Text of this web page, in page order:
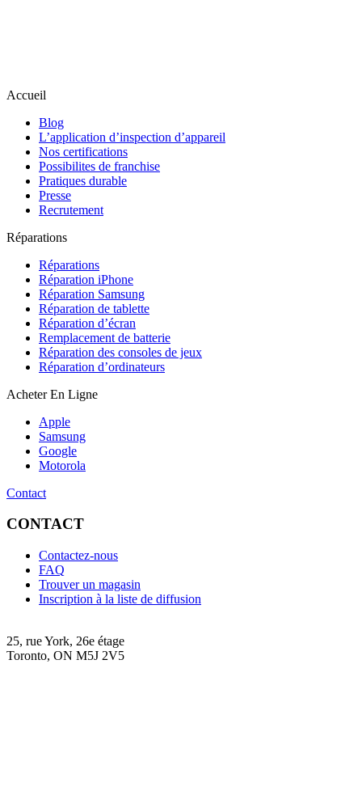
Accueil
Blog
L’application d’inspection d’appareil
Nos certifications
Possibilites de franchise
Pratiques durable
Presse
Recrutement
Réparations
Réparations
Réparation iPhone
Réparation Samsung
Réparation de tablette
Réparation d’écran
Remplacement de batterie
Réparation des consoles de jeux
Réparation d’ordinateurs
Acheter En Ligne
Apple
Samsung
Google
Motorola
Contact
CONTACT
Contactez-nous
FAQ
Trouver un magasin
Inscription à la liste de diffusion
25, rue York, 26e étage
Toronto, ON M5J 2V5